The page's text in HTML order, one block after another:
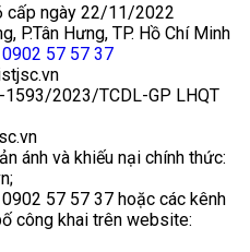
cấp ngày 22/11/2022
P.Tân Hưng, TP. Hồ Chí Minh
57 57 37
1593/2023/TCDL-GP LHQT
ánh và khiếu nại chính thức:
57 57 37 hoặc các kênh
công khai trên website: